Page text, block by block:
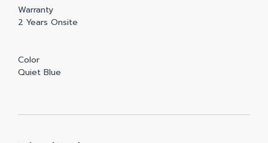
Warranty
2 Years Onsite
Color
Quiet Blue